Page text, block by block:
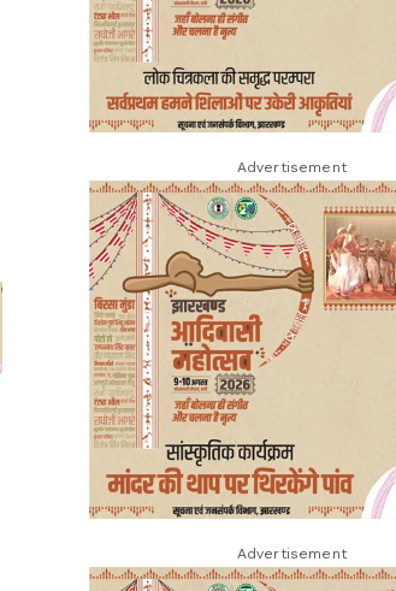
Advertisement
Advertisement